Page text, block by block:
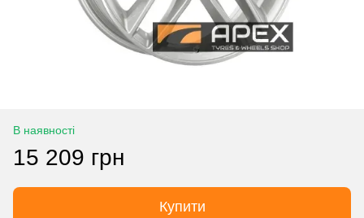
В наявності
15 209 грн
Купити